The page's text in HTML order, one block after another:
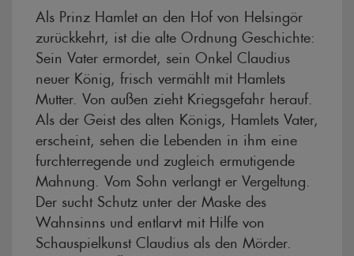
Als Prinz Hamlet an den Hof von Helsingör
zurückkehrt, ist die alte Ordnung Geschichte:
Sein Vater ermordet, sein Onkel Claudius
neuer König, frisch vermählt mit Hamlets
Mutter. Von außen zieht Kriegsgefahr herauf.
Als der Geist des alten Königs, Hamlets Vater,
erscheint, sehen die Lebenden in ihm eine
furchterregende und zugleich ermutigende
Mahnung. Vom Sohn verlangt er Vergeltung.
Der sucht Schutz unter der Maske des
Wahnsinns und entlarvt mit Hilfe von
Schauspielkunst Claudius als den Mörder.